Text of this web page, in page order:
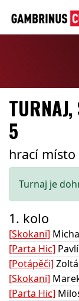
5
hrací místo
Turnaj je
1. kolo
[Skokani]
[Parta Hic]
[Potápěči]
[Skokani]
[Parta Hic]